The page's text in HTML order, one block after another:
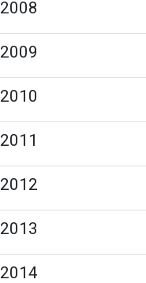
2008
2009
2010
2011
2012
2013
2014